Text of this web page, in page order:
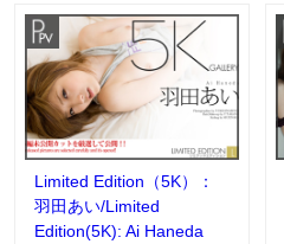
Limited Edition（5K）：
羽田あい/Limited
Edition(5K): Ai Haneda